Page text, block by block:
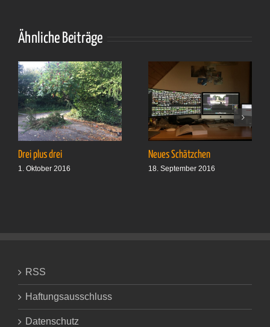
Ähnliche Beiträge
Drei plus drei
1. Oktober 2016
Neues Schätzchen
18. September 2016
RSS
Haftungsausschluss
Datenschutz